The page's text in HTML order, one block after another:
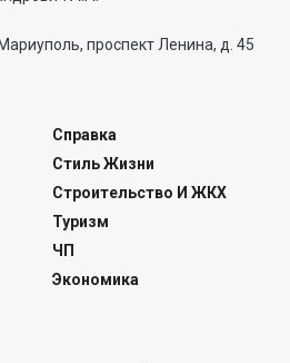
проспект Ленина, д. 45
Справка
Стиль Жизни
Строительство И ЖКХ
Туризм
ЧП
Экономика